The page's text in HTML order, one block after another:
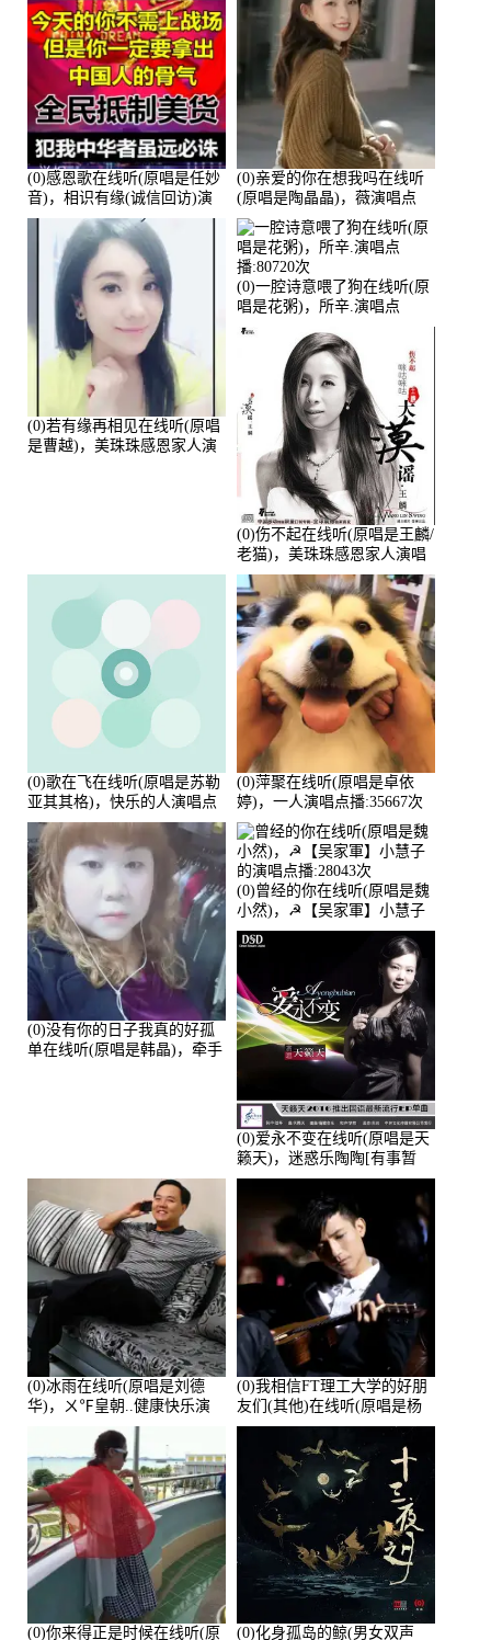
(0)感恩歌在线听(原唱是任妙
音)，相识有缘(诚信回访)演
唱点播:161288次
(0)亲爱的你在想我吗在线听
(原唱是陶晶晶)，薇演唱点
播:159722次
(0)若有缘再相见在线听(原唱
是曹越)，美珠珠感恩家人演
(0)一腔诗意喂了狗在线听(原
唱是花粥)，所辛.演唱点
播:80720次
(0)伤不起在线听(原唱是王麟/
老猫)，美珠珠感恩家人演唱
点播:80218次
(0)歌在飞在线听(原唱是苏勒
亚其其格)，快乐的人演唱点
播:36次
(0)萍聚在线听(原唱是卓依
婷)，一人演唱点播:35667次
(0)没有你的日子我真的好孤
单在线听(原唱是韩晶)，牵手
(0)曾经的你在线听(原唱是魏
小然)，☭【吴家軍】小慧子
的演唱点播:28043次
(0)爱永不变在线听(原唱是天
籁天)，迷惑乐陶陶[有事暂
离]演唱点播:27678次
(0)冰雨在线听(原唱是刘德
华)，ㄨ℉皇朝..健康快乐演
(0)我相信FT理工大学的好朋
友们(其他)在线听(原唱是杨
培安)，老乔演唱点播:23714
(0)你来得正是时候在线听(原
(0)化身孤岛的鲸(男女双声